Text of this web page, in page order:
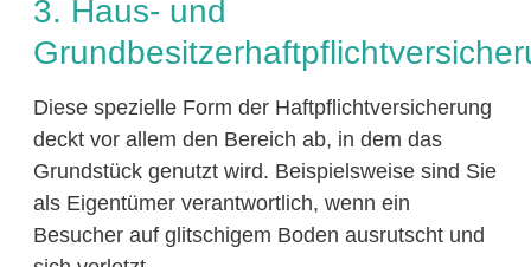
3. Haus- und
Diese spezielle Form der Haftpflichtversicherung
deckt vor allem den Bereich ab, in dem das
Grundstück genutzt wird. Beispielsweise sind Sie
als Eigentümer verantwortlich, wenn ein
Besucher auf glitschigem Boden ausrutscht und